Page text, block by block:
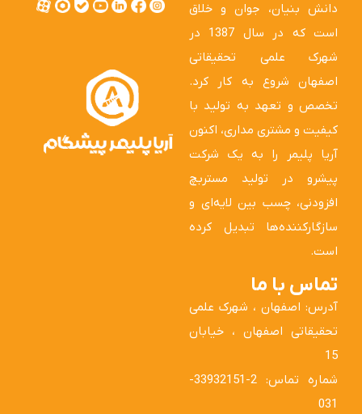
دانش بنیان، جوان و خلاق
است که در سال 1387 در
شهرک علمی تحقیقاتی
اصفهان شروع به کار کرد.
تخصص و تعهد به تولید با
کیفیت و مشتری مداری، اکنون
آریا پلیمر را به یک شرکت
پیشرو در تولید مستربچ
افزودنی، چسب بین لایه‌ای و
سازگارکننده‌ها تبدیل کرده
است.
تماس با ما
آدرس: اصفهان ، شهرک علمی
تحقیقاتی اصفهان ، خیابان
15
شماره تماس: 2-33932151-
031